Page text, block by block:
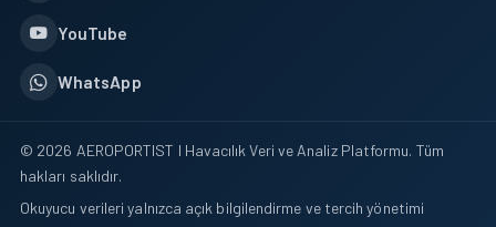
YouTube
WhatsApp
© 2026 AEROPORTIST I Havacılık Veri ve Analiz Platformu. Tüm
hakları saklıdır.
Okuyucu verileri yalnızca açık bilgilendirme ve tercih yönetimi